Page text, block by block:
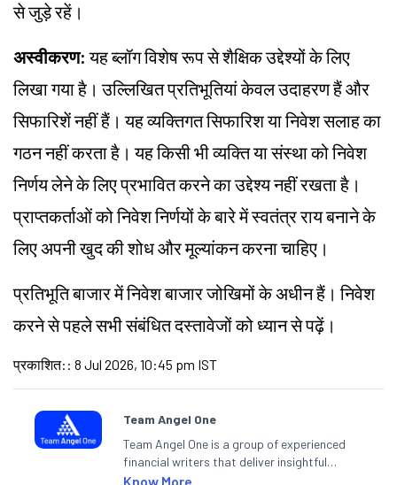
से जुड़े रहें।
अस्वीकरण: यह ब्लॉग विशेष रूप से शैक्षिक उद्देश्यों के लिए
लिखा गया है। उल्लिखित प्रतिभूतियां केवल उदाहरण हैं और
सिफारिशें नहीं हैं। यह व्यक्तिगत सिफारिश या निवेश सलाह का
गठन नहीं करता है। यह किसी भी व्यक्ति या संस्था को निवेश
निर्णय लेने के लिए प्रभावित करने का उद्देश्य नहीं रखता है।
प्राप्तकर्ताओं को निवेश निर्णयों के बारे में स्वतंत्र राय बनाने के
लिए अपनी खुद की शोध और मूल्यांकन करना चाहिए।
प्रतिभूति बाजार में निवेश बाजार जोखिमों के अधीन हैं। निवेश
करने से पहले सभी संबंधित दस्तावेजों को ध्यान से पढ़ें।
प्रकाशित: : 8 Jul 2026, 10:45 pm IST
Team Angel One
Team Angel One is a group of experienced
financial writers that deliver insightful
articles on the stock market, IPO, economy,
Know More